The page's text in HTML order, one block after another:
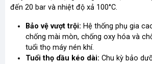
đến 20 bar và nhiệt độ xả 100°C.
Bảo vệ vượt trội: Hệ thống phụ gia
chống mài mòn, chống oxy hóa và
tuổi thọ máy nén khí.
Tuổi thọ dầu kéo dài: Chu kỳ bảo